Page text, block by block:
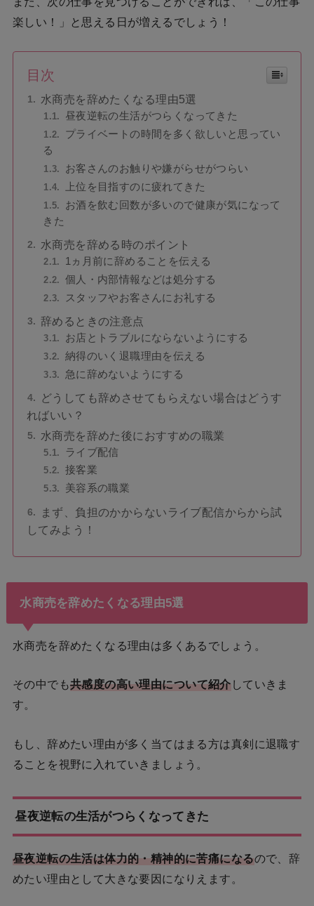
楽しい！」と思える日が増えるでしょう！
目次
水商売を辞めたくなる理由5選
昼夜逆転の生活がつらくなってきた
プライベートの時間を多く欲しいと思ってい
る
お客さんのお触りや嫌がらせがつらい
上位を目指すのに疲れてきた
お酒を飲む回数が多いので健康が気になって
きた
水商売を辞める時のポイント
1ヵ月前に辞めることを伝える
個人・内部情報などは処分する
スタッフやお客さんにお礼する
辞めるときの注意点
お店とトラブルにならないようにする
納得のいく退職理由を伝える
急に辞めないようにする
どうしても辞めさせてもらえない場合はどうす
ればいい？
水商売を辞めた後におすすめの職業
ライブ配信
接客業
美容系の職業
まず、負担のかからないライブ配信からから試
してみよう！
水商売を辞めたくなる理由5選
水商売を辞めたくなる理由は多くあるでしょう。
その中でも共感度の高い理由について紹介 していきま
す。
もし、辞めたい理由が多く当てはまる方は真剣に退職す
ることを視野に入れていきましょう。
昼夜逆転の生活がつらくなってきた
昼夜逆転の生活は体力的・精神的に苦痛になるので、辞
めたい理由として大きな要因になりえます。